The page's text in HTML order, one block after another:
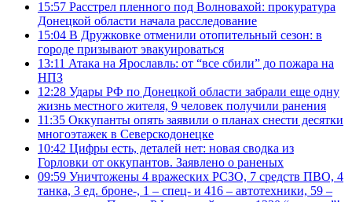
15:57 Расстрел пленного под Волновахой: прокуратура
Донецкой области начала расследование
15:04 В Дружковке отменили отопительный сезон: в
городе призывают эвакуироваться
13:11 Атака на Ярославль: от “все сбили” до пожара на
НПЗ
12:28 Удары РФ по Донецкой области забрали еще одну
жизнь местного жителя, 9 человек получили ранения
11:35 Оккупанты опять заявили о планах снести десятки
многоэтажек в Северскодонецке
10:42 Цифры есть, деталей нет: новая сводка из
Горловки от оккупантов. Заявлено о раненых
09:59 Уничтожены 4 вражеских РСЗО, 7 средств ПВО, 4
танка, 3 ед. броне-, 1 – спец- и 416 – автотехники, 59 –